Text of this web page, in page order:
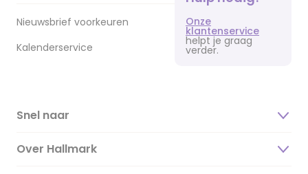
Nieuwsbrief voorkeuren
Kalenderservice
Onze
klantenservice
helpt je graag
verder.
Snel naar
Over Hallmark